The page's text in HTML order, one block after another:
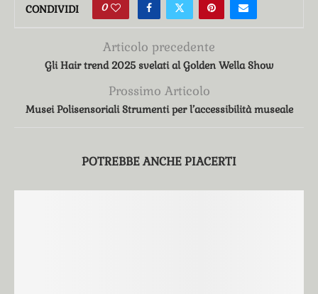
CONDIVIDI 0
Articolo precedente
Gli Hair trend 2025 svelati al Golden Wella Show
Prossimo Articolo
Musei Polisensoriali Strumenti per l’accessibilità museale
POTREBBE ANCHE PIACERTI